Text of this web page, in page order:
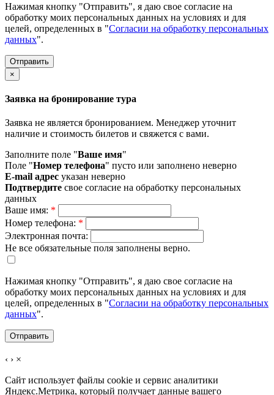
Нажимая кнопку "Отправить", я даю свое согласие на
обработку моих персональных данных на условиях и для
целей, определенных в "Согласии на обработку персональных
данных".
×
Заявка на бронирование тура
Заявка не является бронированием. Менеджер уточнит
наличие и стоимость билетов и свяжется с вами.
Заполните поле "Ваше имя"
Поле "Номер телефона" пусто или заполнено неверно
E-mail адрес указан неверно
Подтвердите свое согласие на обработку персональных
данных
Ваше имя: *
Номер телефона: *
Электронная почта:
Не все обязательные поля заполнены верно.
Нажимая кнопку "Отправить", я даю свое согласие на
обработку моих персональных данных на условиях и для
целей, определенных в "Согласии на обработку персональных
данных".
‹ › ×
Сайт использует файлы cookie и сервис аналитики
Яндекс.Метрика, который получает данные вашего